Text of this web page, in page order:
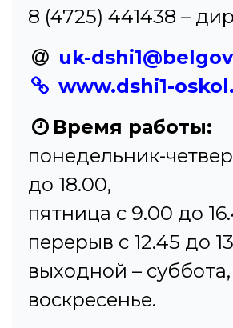
8 (4725) 441438 –
uk-
www.dshi1-
Время работы:
понедельник-
до 18.00,
пятница с 9.00 до
перерыв с 12.45 до
выходной – суббота,
воскресенье.